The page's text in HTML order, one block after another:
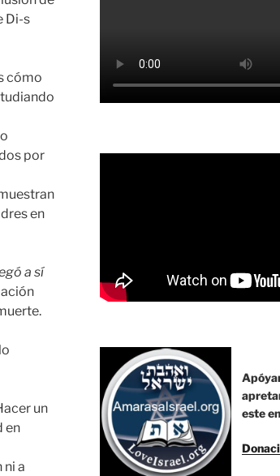
Di-s
cómo
por
en
a sí
un
en
ni a
este